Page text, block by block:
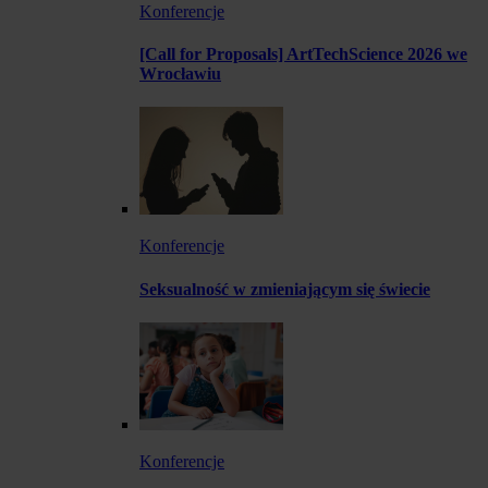
Konferencje
[Call for Proposals] ArtTechScience 2026 we
Wrocławiu
Konferencje
Seksualność w zmieniającym się świecie
Konferencje